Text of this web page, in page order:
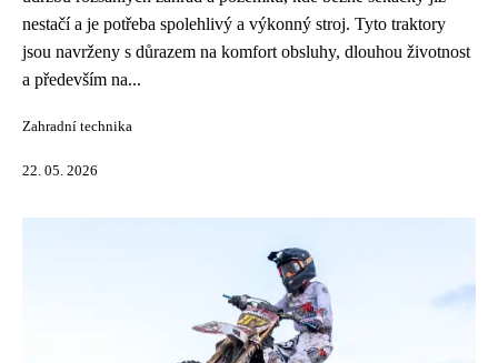
nestačí a je potřeba spolehlivý a výkonný stroj. Tyto traktory
jsou navrženy s důrazem na komfort obsluhy, dlouhou životnost
a především na...
Zahradní technika
22. 05. 2026